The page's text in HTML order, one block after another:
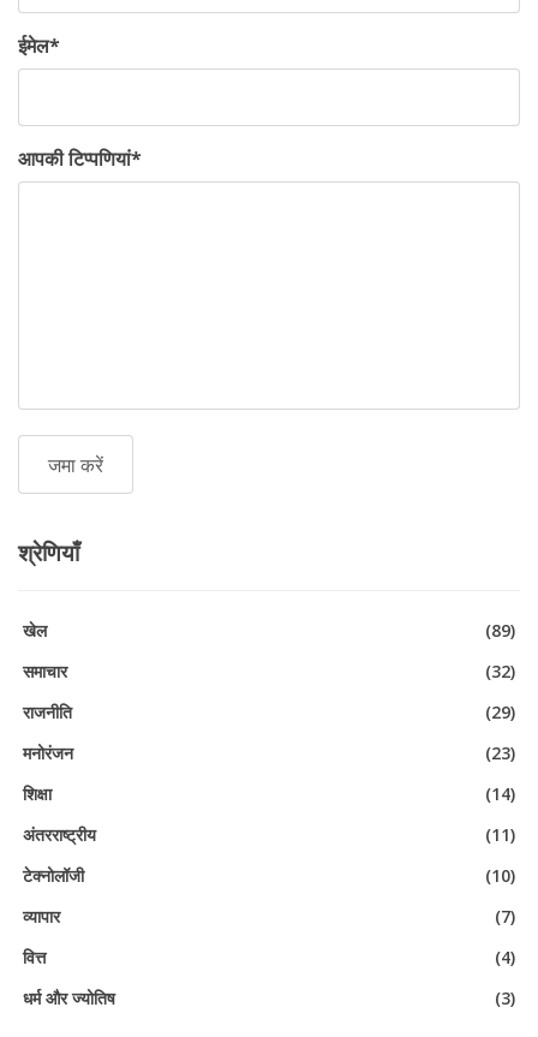
ईमेल*
आपकी टिप्पणियां*
श्रेणियाँ
खेल
(89)
समाचार
(32)
राजनीति
(29)
मनोरंजन
(23)
शिक्षा
(14)
अंतरराष्ट्रीय
(11)
टेक्नोलॉजी
(10)
व्यापार
(7)
वित्त
(4)
धर्म और ज्योतिष
(3)